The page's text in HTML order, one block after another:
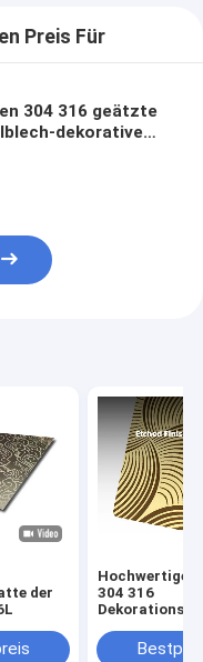
Preis Für
304 316 geätzte
dekorative
der
Hochwertiges
304 316